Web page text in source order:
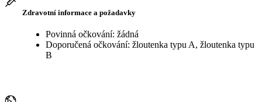
Zdravotní informace a požadavky
Povinná očkování: žádná
Doporučená očkování: žloutenka typu A, žloutenka typu
B